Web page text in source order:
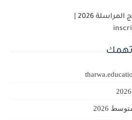
هنا رابط كشف نتائج المراسلة 2026 |
2026